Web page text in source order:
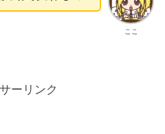
ここ
ーリンク